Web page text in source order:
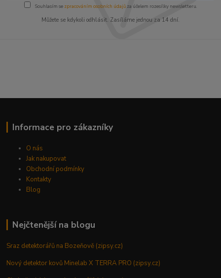
Souhlasím se zpracováním osobních údajůza účelem rozesílky newsletteru.
Můžete se kdykoli odhlásit. Zasíláme jednou za 14 dní.
Informace pro zákazníky
O nás
Jak nakupovat
Obchodní podmínky
Kontakty
Blog
Nejčtenější na blogu
Sraz detektorářů na Bozeňově (zipsy.cz)
Nový detektor kovů Minelab X TERRA PRO (zipsy.cz)